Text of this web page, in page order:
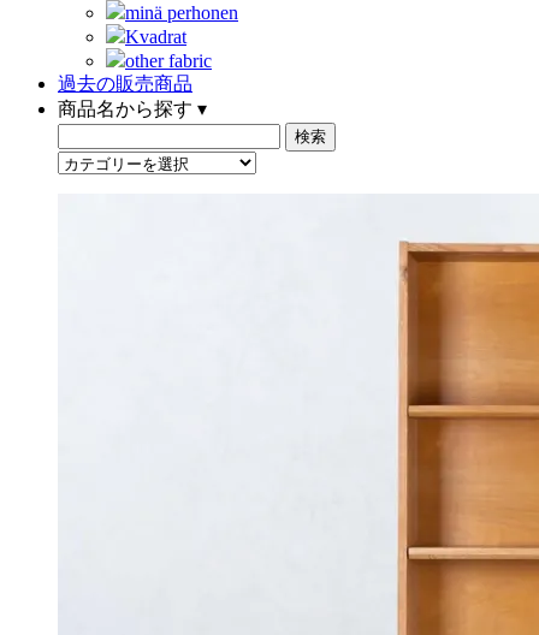
minä perhonen
Kvadrat
other fabric
過去の販売商品
商品名から探す ▾